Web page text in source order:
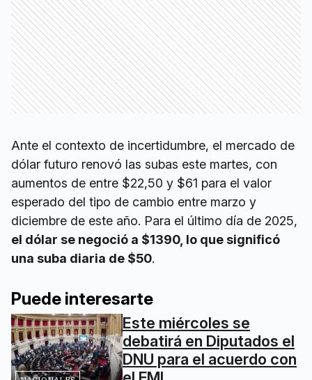
Ante el contexto de incertidumbre, el mercado de
dólar futuro renovó las subas este martes, con
aumentos de entre $22,50 y $61 para el valor
esperado del tipo de cambio entre marzo y
diciembre de este año. Para el último día de 2025,
el dólar se negoció a $1390, lo que significó
una suba diaria de $50.
Puede interesarte
Este miércoles se
debatirá en Diputados el
DNU para el acuerdo con